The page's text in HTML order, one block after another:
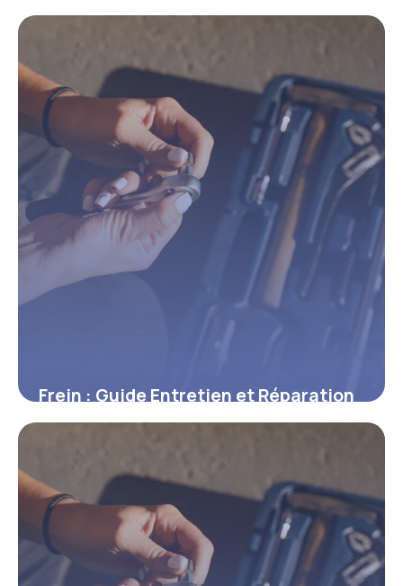
Frein : Guide Entretien et Réparation
Auto